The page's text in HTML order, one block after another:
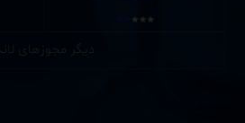
دیگر مجوزهای لاندا